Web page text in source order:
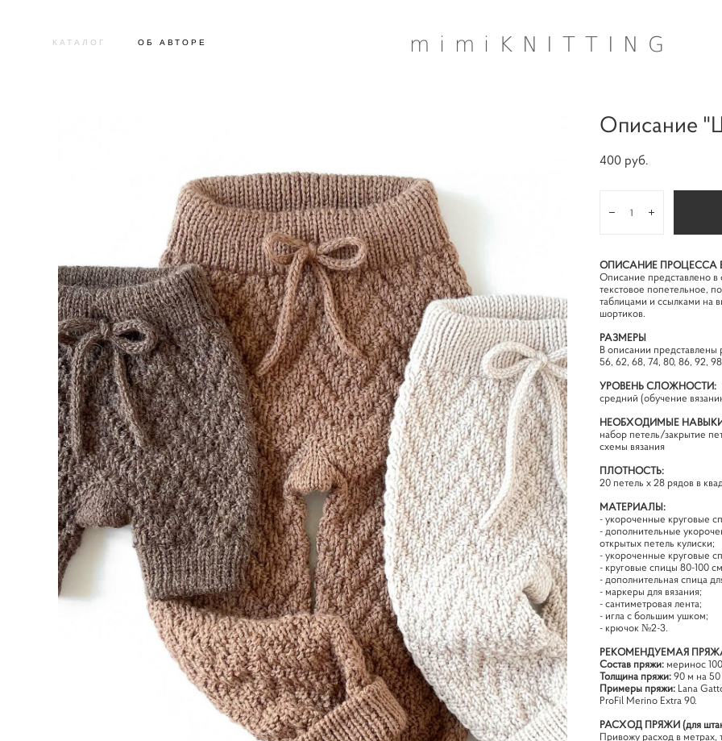
КАТАЛОГ ОБ АВТОРЕ mimiKNITTING
Описание
400 pуб.
ОПИСАНИЕ ПРОЦЕССА
Описание представлено
текстовое попетельное,
таблицами и ссылками на
шортиков.
РАЗМЕРЫ
В описании представлены
56, 62, 68, 74, 80, 86, 92, 98
УРОВЕНЬ СЛОЖНОСТИ:
средний (обучение
НЕОБХОДИМЫЕ
набор петель/закрытие
схемы вязания
ПЛОТНОСТЬ:
20 петель х 28 рядов в
МАТЕРИАЛЫ:
- укороченные круговые
- дополнительные
открытых петель кулиски;
- укороченные круговые
- круговые спицы 80-100
- дополнительная спица
- маркеры для вязания;
- сантиметровая лента;
- игла с большим ушком;
- крючок №2-3.
РЕКОМЕНДУЕМАЯ
Состав пряжи: меринос
Толщина пряжи:90 м на 50
Примеры пряжи: Lana
ProFil Merino Extra 90.
РАСХОД ПРЯЖИ (для
Привожу расход в метрах,